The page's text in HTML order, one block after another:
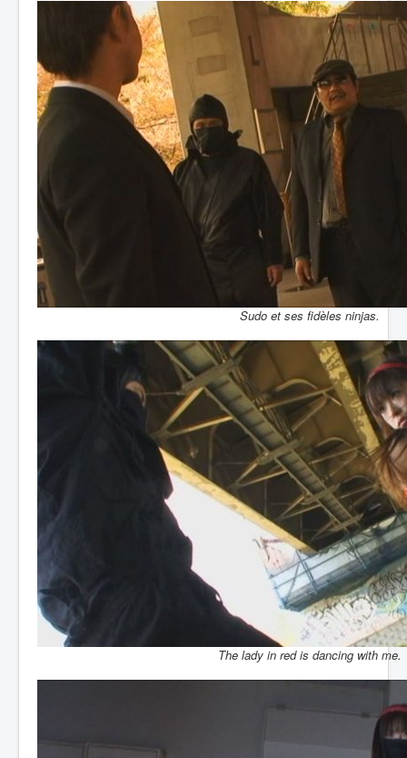
Sudo et ses fidèles ninjas.
The lady in red is dancing with me.